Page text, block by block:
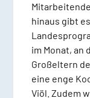
hinaus gibt
im Monat, an
Großeltern
eine enge
Viöl. Zudem